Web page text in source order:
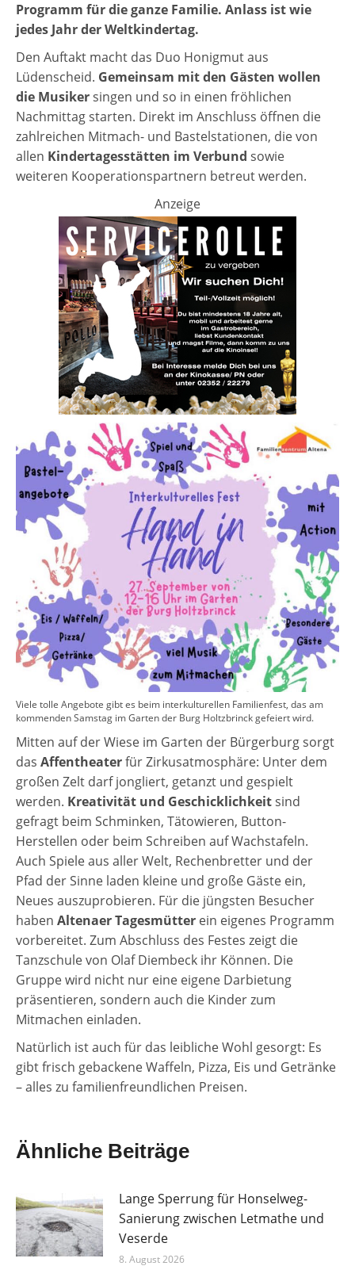
Programm für die ganze Familie. Anlass ist wie
jedes Jahr der Weltkindertag.
Den Auftakt macht das Duo Honigmut aus
Lüdenscheid. Gemeinsam mit den Gästen wollen
die Musikersingen und so in einen fröhlichen
Nachmittag starten. Direkt im Anschluss öffnen die
zahlreichen Mitmach- und Bastelstationen, die von
allen Kindertagesstätten im Verbund sowie
weiteren Kooperationspartnern betreut werden.
Anzeige
Viele tolle Angebote gibt es beim interkulturellen Familienfest, das am
kommenden Samstag im Garten der Burg Holtzbrinck gefeiert wird.
Mitten auf der Wiese im Garten der Bürgerburg sorgt
das Affentheaterfür Zirkusatmosphäre: Unter dem
großen Zelt darf jongliert, getanzt und gespielt
werden. Kreativität und Geschicklichkeitsind
gefragt beim Schminken, Tätowieren, Button-
Herstellen oder beim Schreiben auf Wachstafeln.
Auch Spiele aus aller Welt, Rechenbretter und der
Pfad der Sinne laden kleine und große Gäste ein,
Neues auszuprobieren. Für die jüngsten Besucher
haben Altenaer Tagesmütter ein eigenes Programm
vorbereitet. Zum Abschluss des Festes zeigt die
Tanzschule von Olaf Diembeck ihr Können. Die
Gruppe wird nicht nur eine eigene Darbietung
präsentieren, sondern auch die Kinder zum
Mitmachen einladen.
Natürlich ist auch für das leibliche Wohl gesorgt: Es
gibt frisch gebackene Waffeln, Pizza, Eis und Getränke
– alles zu familienfreundlichen Preisen.
Ähnliche Beiträge
Lange Sperrung für Honselweg-
Sanierung zwischen Letmathe und
Veserde
8. August 2026